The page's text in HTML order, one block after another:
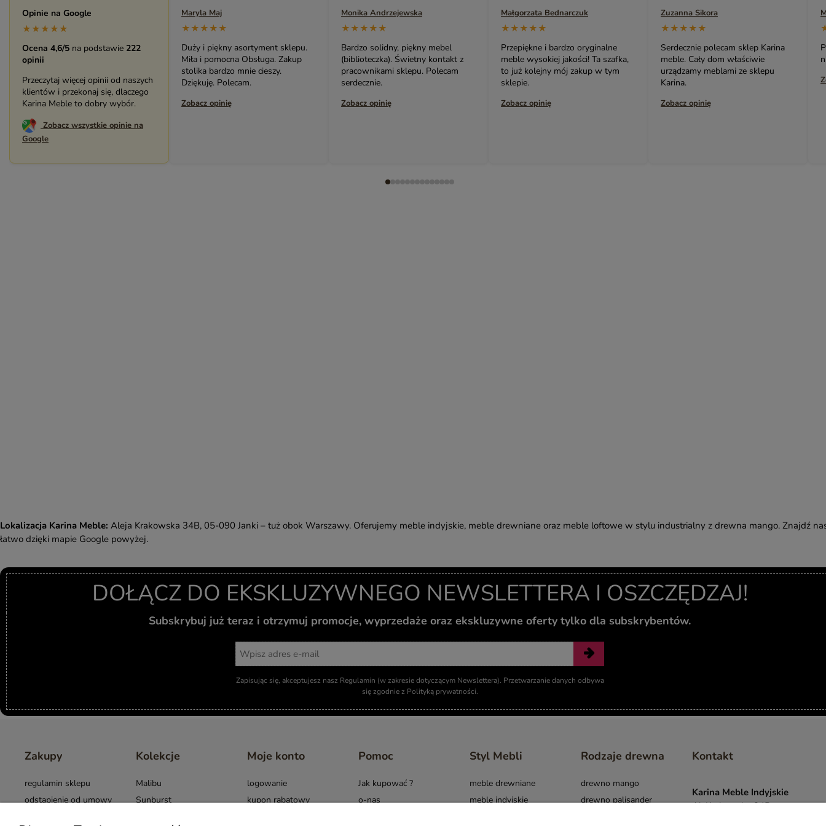
ROMA – MEBLE LOFTOWE MANGO I METAL
WESTPORT – LOFTOWE MEBLE VINTAGE
RIVERSIDE – POSTARZONE MEBLE LOFTOWE DREWNIANE
MILO – NOWOCZESNE MEBLE INDYJSKIE Z DREWNA MANGO
YASMIN – EGZOTYCZNE MEBLE DREWNIANE
BOHO LOCO – NATURALNE DREWNO RZEŹBIONE
MASALA – KOLOROWE MEBLE INDYJSKIE
Opinie na Google
★★★★★
Ocena 4,6/5 na podstawie 222
opinii
Przeczytaj więcej opinii od naszych
klientów i przekonaj się, dlaczego
Karina Meble to dobry wybór.
Zobacz wszystkie opinie na
Google
Maryla Maj
★★★★★
Duży i piękny asortyment sklepu.
Miła i pomocna Obsługa. Zakup
stolika bardzo mnie cieszy.
Dziękuję. Polecam.
Zobacz opinię
Monika Andrzejewska
★★★★★
Bardzo solidny, piękny mebel
(biblioteczka). Świetny kontakt z
pracownikami sklepu. Polecam
serdecznie.
Zobacz opinię
Małgorzata Bednarczuk
★★★★★
Przepiękne i bardzo oryginalne
meble wysokiej jakości! Ta szafka,
to już kolejny mój zakup w tym
sklepie.
Zobacz opinię
Zuzanna Sikora
★★★★★
Serdecznie polecam sklep Karina
meble. Cały dom właściwie
urządzamy meblami ze sklepu
Karina.
Zobacz opinię
Lokalizacja Karina Meble: Aleja Krakowska 34B, 05-090 Janki – tuż obok Warszawy. Oferujemy meble indyjskie, meble drewniane oraz meble loftowe w stylu industrialny z drewna mango. Znajdź
łatwo dzięki mapie Google powyżej.
DOŁĄCZ DO EKSKLUZYWNEGO NEWSLETTERA I OSZCZĘDZAJ!
Subskrybuj już teraz i otrzymuj promocje, wyprzedaże oraz ekskluzywne oferty tylko dla subskrybentów.
Zapisując się, akceptujesz nasz Regulamin (w zakresie dotyczącym Newslettera). Przetwarzanie danych odbywa
się zgodnie z Polityką prywatności.
Zakupy
regulamin sklepu
odstąpienie od umowy
Kolekcje
Malibu
Sunburst
Moje konto
logowanie
kupon rabatowy
Pomoc
Jak kupować ?
o-nas
Styl Mebli
meble drewniane
meble indyjskie
Rodzaje drewna
drewno mango
drewno palisander
Kontakt
Karina Meble Indyjskie
Al. Krakowska 34B